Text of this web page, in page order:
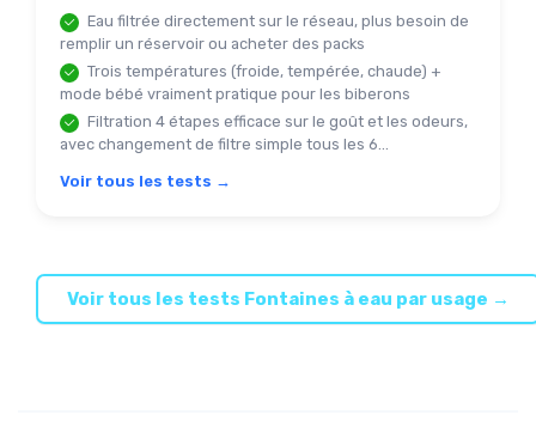
Eau filtrée directement sur le réseau, plus besoin de
remplir un réservoir ou acheter des packs
Trois températures (froide, tempérée, chaude) +
mode bébé vraiment pratique pour les biberons
Filtration 4 étapes efficace sur le goût et les odeurs,
avec changement de filtre simple tous les 6...
Voir tous les tests →
Voir tous les tests Fontaines à eau par usage →